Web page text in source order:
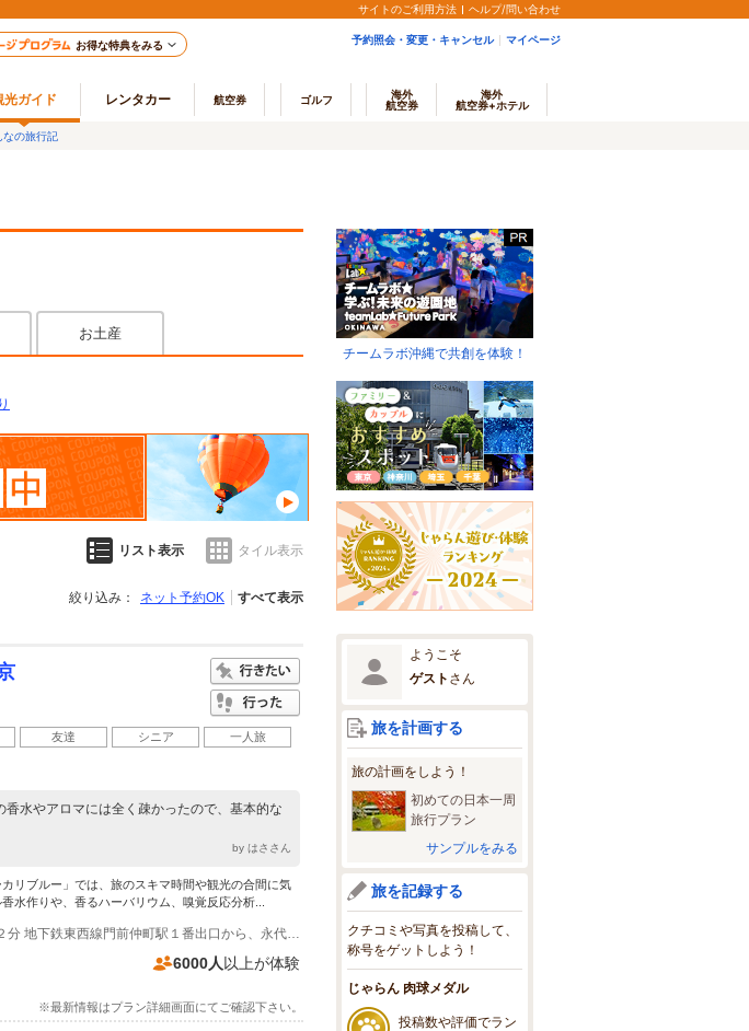
サイトのご利用方法 ヘルプ/問い合わせ
お得な特典をみる 予約照会・変更・キャンセル マイページ
光ガイド レンタカー 航空券 ゴルフ
海外
航空券
海外
航空券+ホテル
なの旅行記
お土産
リスト表示 タイル表示
絞り込み： ネット予約OK すべて表示
友達 シニア 一人旅
水やアロマには全く疎かったので、基本的な
by はささん
リブルー」では、旅のスキマ時間や観光の合間に気
水作りや、香るハーバリウム、嗅覚反応分析...
(1)地下鉄東西線【門前仲町】駅徒歩２分 地下鉄東西線門前仲町駅１番出口から、永代通りを東（千葉方面）へ 富岡八幡宮境内内のビル２Fです。 富岡八幡宮正面大鳥居の左側のビルです。
6000人 以上が体験
※最新情報はプラン詳細画面にてご確認下さい。
チームラボ沖縄で共創を体験！
ようこそ
ゲスト さん
旅を計画する
旅の計画をしよう！
初めての日本一周
旅行プラン
サンプルをみる
旅を記録する
クチコミや写真を投稿して、
称号をゲットしよう！
じゃらん 肉球メダル
投稿数や評価でラン